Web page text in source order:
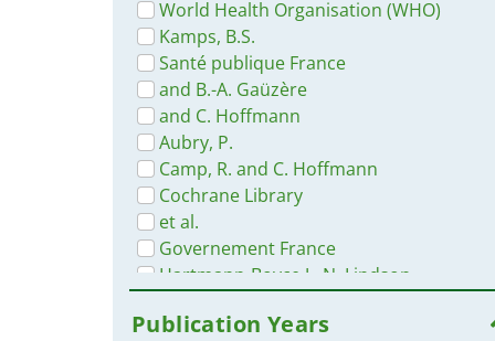
Djibouti
Guinea
West and Central Africa
Turkey
Rwanda
Morocco
Germany
Gabon
United Kingdom
Portugal
Spain
Vietnam
World Health Organisation (WHO)
Kamps, B.S.
Santé publique France
and B.-A. Gaüzère
and C. Hoffmann
Aubry, P.
Camp, R. and C. Hoffmann
Cochrane Library
et al.
Governement France
Hartmann-Boyce J., N. Lindson
Inter-Agency Standing Committee
Publication Years